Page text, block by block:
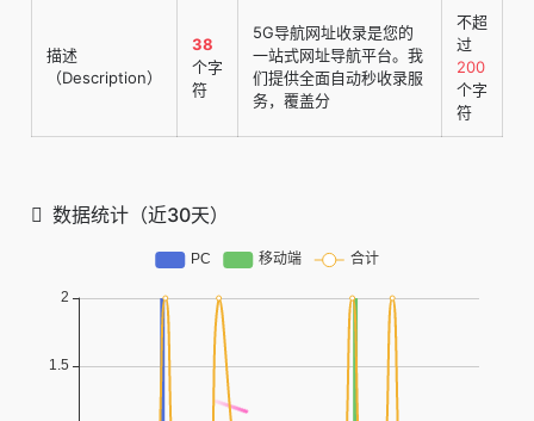
描述
（Description）
38
个字
符
5G导航网址收录是您的
一站式网址导航平台。我
们提供全面自动秒收录服
务，覆盖分
不超
过
200
个字
符
数据统计（近30天）